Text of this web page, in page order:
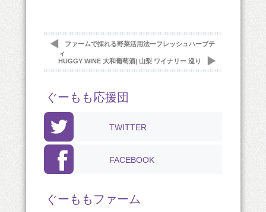
ファームで採れる野菜活用法ーフレッシュハーブテ
ィ
HUGGY WINE 大和葡萄酒| 山梨 ワイナリー 巡り
ぐーもも応援団
TWITTER
FACEBOOK
ぐーももファーム